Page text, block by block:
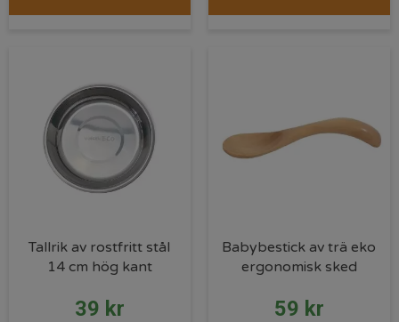
Tallrik av rostfritt stål
14 cm hög kant
39 kr
Babybestick av trä eko
ergonomisk sked
59 kr